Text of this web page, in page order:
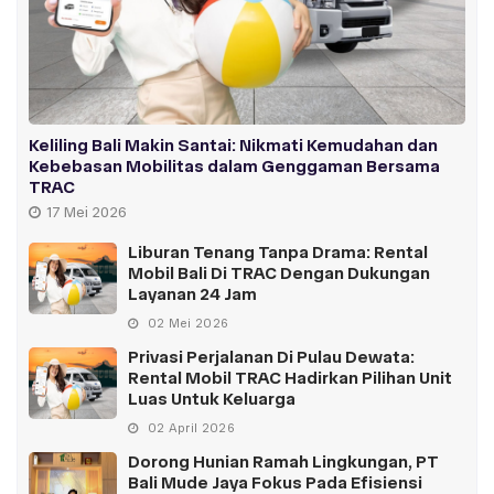
Keliling Bali Makin Santai: Nikmati Kemudahan dan
Kebebasan Mobilitas dalam Genggaman Bersama
TRAC
17 Mei 2026
Liburan Tenang Tanpa Drama: Rental
Mobil Bali Di TRAC Dengan Dukungan
Layanan 24 Jam
02 Mei 2026
Privasi Perjalanan Di Pulau Dewata:
Rental Mobil TRAC Hadirkan Pilihan Unit
Luas Untuk Keluarga
02 April 2026
Dorong Hunian Ramah Lingkungan, PT
Bali Mude Jaya Fokus Pada Efisiensi